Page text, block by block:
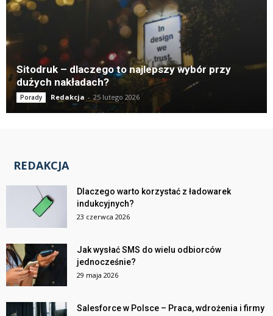
Sitodruk – dlaczego to najlepszy wybór przy
dużych nakładach?
Porady Redakcja - 25 lutego 2026
REDAKCJA
Dlaczego warto korzystać z ładowarek
indukcyjnych?
23 czerwca 2026
Jak wysłać SMS do wielu odbiorców
jednocześnie?
29 maja 2026
Salesforce w Polsce – Praca, wdrożenia i firmy